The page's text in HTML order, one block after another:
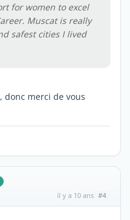
for women to excel
Muscat is really
safest cities I lived
merci de vous
il y a 10 ans #4